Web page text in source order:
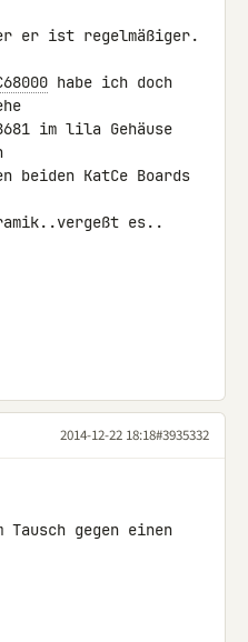
er ist regelmäßiger.
habe ich doch
im lila Gehäuse
beiden KatCe Boards
es..
2014-12-22 18:18#3935332
gegen einen